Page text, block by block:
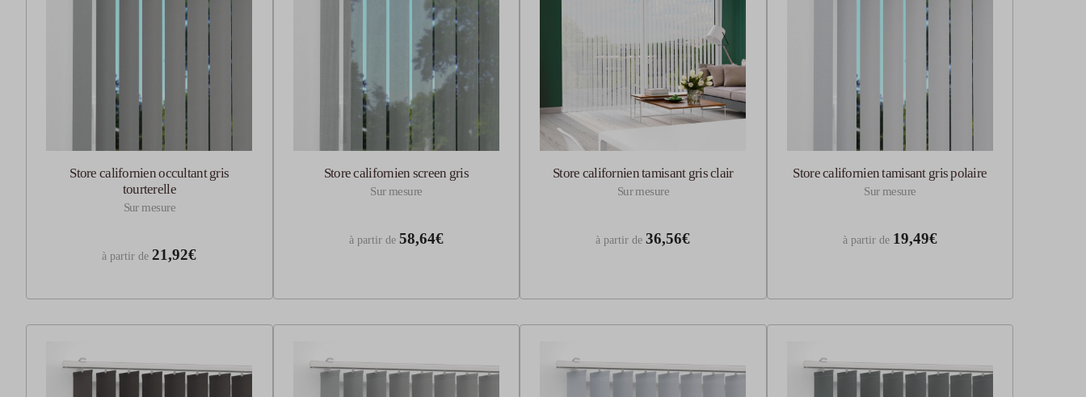
Store californien occultant gris
tourterelle
Sur mesure
à partir de 21,92€
Store californien screen gris
Sur mesure
à partir de 58,64€
Store californien tamisant gris clair
Sur mesure
à partir de 36,56€
Store californien tamisant gris polaire
Sur mesure
à partir de 19,49€